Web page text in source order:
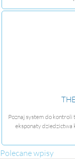
Poznaj system do
eksponaty dziedzictwa
Polecane wpisy